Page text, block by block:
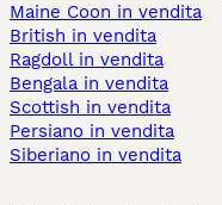
Maine Coon in vendita
British in vendita
Ragdoll in vendita
Bengala in vendita
Scottish in vendita
Persiano in vendita
Siberiano in vendita